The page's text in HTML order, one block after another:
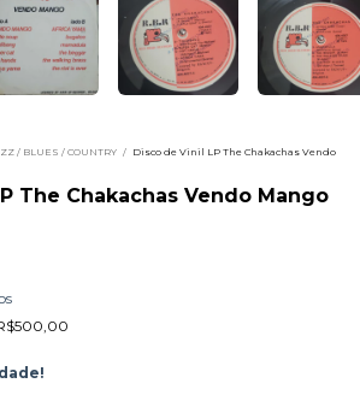
/ BLUES / COUNTRY / Disco de Vinil LP The Chakachas Vendo
The Chakachas Vendo Mango